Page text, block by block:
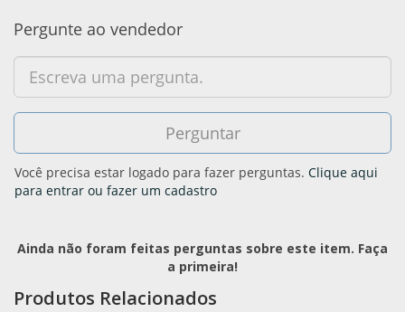
Pergunte ao vendedor
Você precisa estar logado para fazer perguntas. Clique aqui
para entrar ou fazer um cadastro
Ainda não foram feitas perguntas sobre este item. Faça
a primeira!
Produtos Relacionados